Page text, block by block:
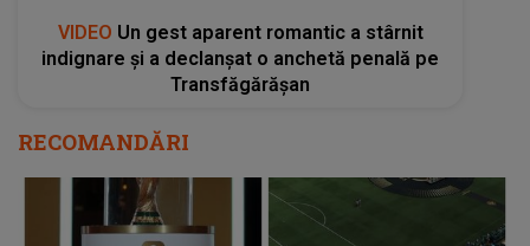
VIDEO Un gest aparent romantic a stârnit
indignare și a declanșat o anchetă penală pe
Transfăgărășan
RECOMANDĂRI